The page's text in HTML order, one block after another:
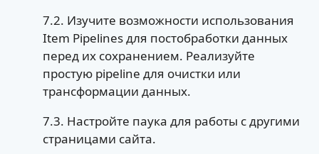
7.2. Изучите возможности использования
Item Pipelines для постобработки данных
перед их сохранением. Реализуйте
простую pipeline для очистки или
трансформации данных.
7.3. Настройте паука для работы с другими
страницами сайта.